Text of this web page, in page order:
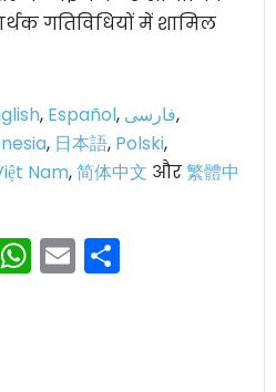
गतिविधियों में शामिल
, Español, فارسی,
, 日本語, Polski,
Nam,简体中文 और繁體中
WhatsApp
Email